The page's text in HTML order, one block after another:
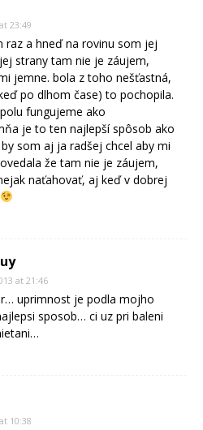
23:49
raz a hneď na rovinu som jej
strany tam nie je záujem,
jemne. bola z toho nešťastná,
po dlhom čase) to pochopila.
fungujeme ako
je to ten najlepší spôsob ako
som aj ja radšej chcel aby mi
že tam nie je záujem,
naťahovať, aj keď v dobrej
at 21:46
uprimnost je podla mojho
sposob… ci uz pri baleni
10:38